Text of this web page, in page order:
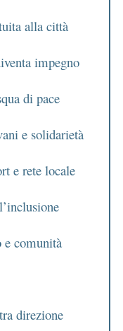
alla città
impegno
di pace
e solidarietà
e rete locale
comunità
direzione